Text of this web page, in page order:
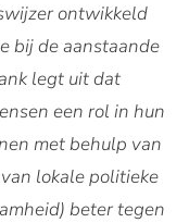
ontwikkeld
bij de aanstaande
legt uit dat
een rol in hun
met behulp van
lokale politieke
beter tegen